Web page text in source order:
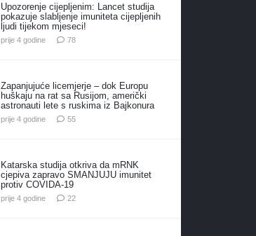
Upozorenje cijepljenim: Lancet studija
pokazuje slabljenje imuniteta cijepljenih
ljudi tijekom mjeseci!
prije 4 godine 78komentara
Zapanjujuće licemjerje – dok Europu
huškaju na rat sa Rusijom, američki
astronauti lete s ruskima iz Bajkonura
prije 4 godine 55komentara
Katarska studija otkriva da mRNK
cjepiva zapravo SMANJUJU imunitet
protiv COVIDA-19
prije 4 godine 22komentara